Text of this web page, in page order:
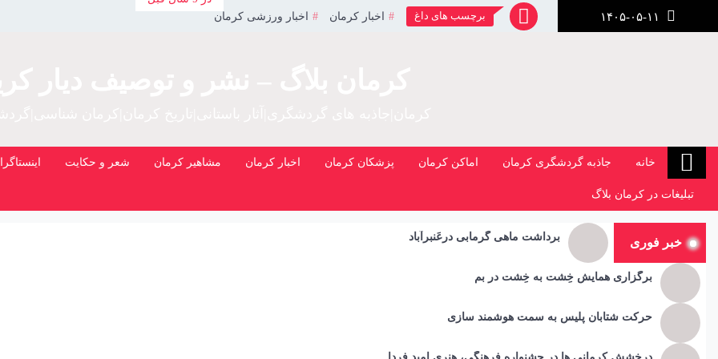
برچسب های داغ اخبار کرمان اخبار ورزشی کرمان
خانه جاذبه گردشگری کرمان اماکن کرمان پزشکان کرمان اخبار کرمان مشاهیر کرمان شعر و حکایت
تبلیغات در کرمان بلاگ
خبر فوری برداشت ماهی گرمابی درعَنبرآباد
برگزاری همایش خِشت به خِشت در بم
حرکت شتابان پلیس به سمت هوشمند سازی